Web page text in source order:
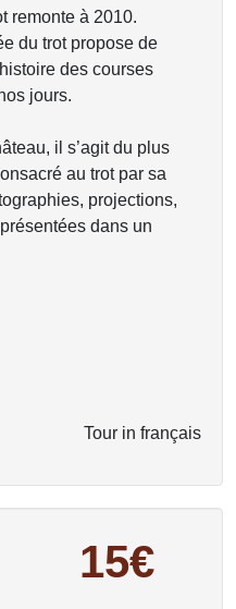
remonte à 2010.
du trot propose de
des courses
jours.
il s’agit du plus
au trot par sa
projections,
dans un
Tour in français
15€